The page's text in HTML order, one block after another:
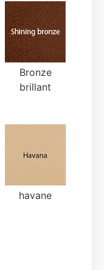
Bronze
brillant
havane